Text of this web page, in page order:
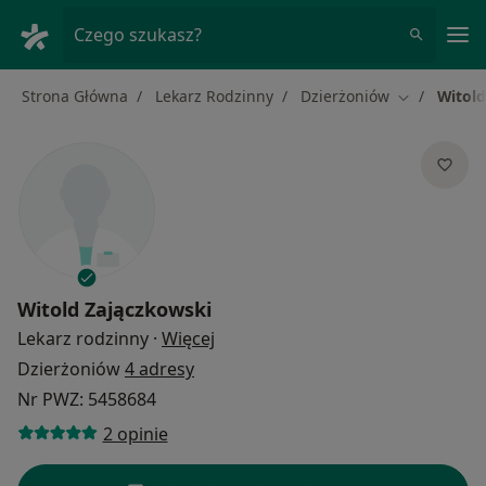
Czego szukasz?
Strona Główna Lekarz Rodzinny Dzierżoniów Zmień
Witold Zajączkowski
Lekarz rodzinny · Więcej
Dzierżoniów4 adresy
Nr PWZ: 5458684
2 opinie